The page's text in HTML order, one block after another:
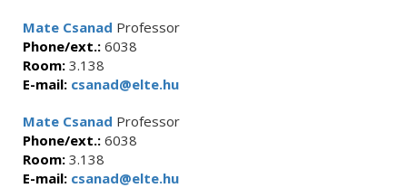
Mate Csanad Professor
Phone/ext.: 6038
Room: 3.138
E-mail: csanad@elte.hu
Mate Csanad Professor
Phone/ext.: 6038
Room: 3.138
E-mail: csanad@elte.hu